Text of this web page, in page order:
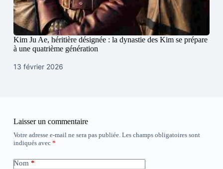
Kim Ju Ae, héritière désignée : la dynastie des Kim se prépare
à une quatrième génération
13 février 2026
Laisser un commentaire
Votre adresse e-mail ne sera pas publiée. Les champs obligatoires sont
indiqués avec *
Nom *